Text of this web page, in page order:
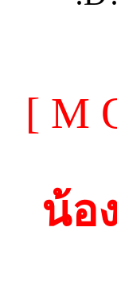
[ M
น้อ